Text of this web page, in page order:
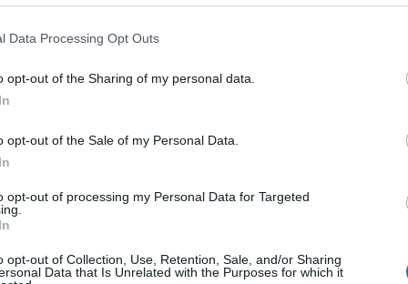
Data Processing Opt Outs
opt-out of the Sharing of my personal data.
opt-out of the Sale of my Personal Data.
opt-out of processing my Personal Data for Targeted
opt-out of Collection, Use, Retention, Sale, and/or Sharing
Data that Is Unrelated with the Purposes for which it
az e-sound rendszer és a HDSS gondoskodik.
és videó (FPAS) kimenettel a készülék
lehetővé teszi, hogy az iPhone-t vagy iPod Touch-
Nem is
Tanár Úr
AZ